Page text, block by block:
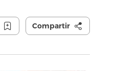
Compartir